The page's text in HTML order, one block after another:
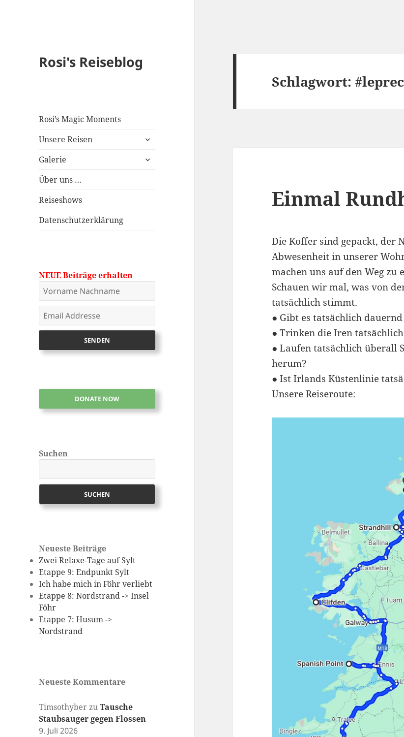
Rosi's Reiseblog
Rosi’s Magic Moments
Unsere Reisen
expand
menu
Galerie
expand
Über uns …
Reiseshows
Datenschutzerklärung
NEUE Beiträge erhalten
DONATE NOW
Suchen
SUCHEN
Neueste Beiträge
Zwei Relaxe-Tage auf Sylt
Etappe 9: Endpunkt Sylt
Ich habe mich in Föhr verliebt
Etappe 8: Nordstrand -> Insel
Föhr
Etappe 7: Husum ->
Nordstrand
Neueste Kommentare
Timsothyber zuTausche
Staubsauger gegen Flossen
9. Juli 2026
Schlagwort:
Einmal
Die Koffer sind gepackt, der
Abwesenheit in unserer
machen uns auf den Weg
Schauen wir mal, was von
tatsächlich stimmt.
● Gibt es tatsächlich
● Trinken die Iren
● Laufen tatsächlich überall
herum?
● Ist Irlands Küstenlinie
Unsere Reiseroute: